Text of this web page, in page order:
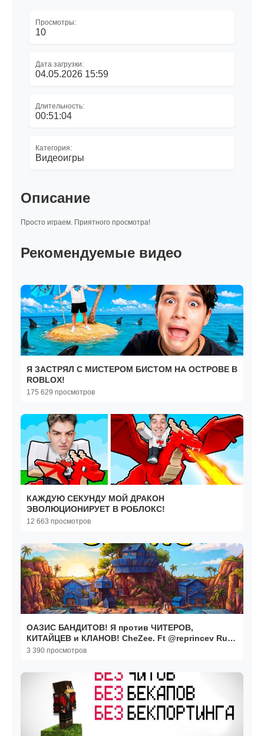
Просмотры:
10
Дата загрузки:
04.05.2026 15:59
Длительность:
00:51:04
Категория:
Видеоигры
Описание
Просто играем. Приятного просмотра!
Рекомендуемые видео
Я ЗАСТРЯЛ С МИСТЕРОМ БИСТОМ НА ОСТРОВЕ В
ROBLOX!
175 629 просмотров
КАЖДУЮ СЕКУНДУ МОЙ ДРАКОН
ЭВОЛЮЦИОНИРУЕТ В РОБЛОКС!
12 663 просмотров
ОАЗИС БАНДИТОВ! Я против ЧИТЕРОВ,
КИТАЙЦЕВ и КЛАНОВ! CheZee. Ft @reprincev Rust
｜ Раст - CheZee
3 390 просмотров